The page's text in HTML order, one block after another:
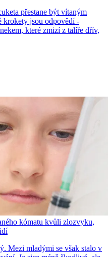
přestane být vítaným
krokety jsou odpovědí -
které zmizí z talíře dřív,
kómatu kvůli zlozvyku,
Mezi mladými se však stalo v